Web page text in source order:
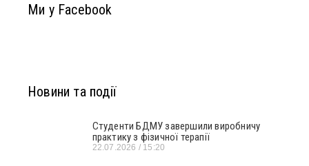
Ми у Facebook
Новини та події
Студенти БДМУ завершили виробничу
практику з фізичної терапії
22.07.2026 15:20